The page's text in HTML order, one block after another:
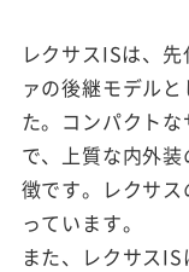
レクサスISは、
ァの後継モデル
た。コンパクト
で、上質な内外
徴です。レクサ
っています。
また、レクサス